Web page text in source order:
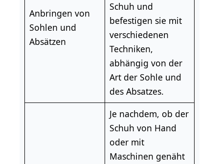
Anbringen von
Sohlen und
Absätzen
Schuh und
befestigen sie mit
verschiedenen
Techniken,
abhängig von der
Art der Sohle und
des Absatzes.
Je nachdem, ob der
Schuh von Hand
oder mit
Maschinen genäht